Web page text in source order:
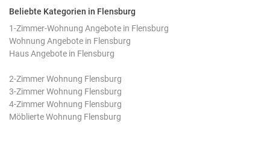
Beliebte Kategorien in Flensburg
1-Zimmer-Wohnung Angebote in Flensburg
Wohnung Angebote in Flensburg
Haus Angebote in Flensburg
2-Zimmer Wohnung Flensburg
3-Zimmer Wohnung Flensburg
4-Zimmer Wohnung Flensburg
Möblierte Wohnung Flensburg